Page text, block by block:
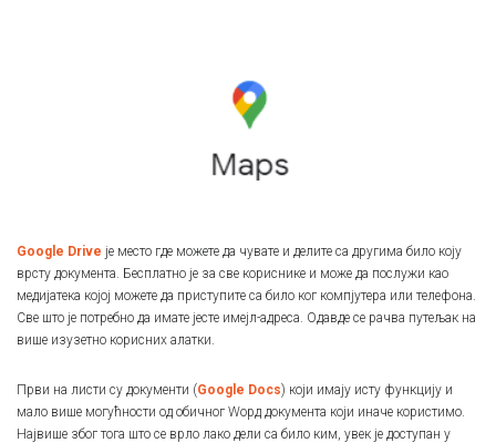
Google Drive је место где можете да чувате и делите са другима било коју
врсту документа. Бесплатно је за све кориснике и може да послужи као
медијатека којој можете да приступите са било ког компјутера или телефона.
Све што је потребно да имате јесте имејл-адреса. Одавде се рачва путељак на
више изузетно корисних алатки.
Први на листи су документи (Google Docs) који имају исту функцију и
мало више могућности од обичног Wорд документа који иначе користимо.
Највише због тога што се врло лако дели са било ким, увек је доступан у